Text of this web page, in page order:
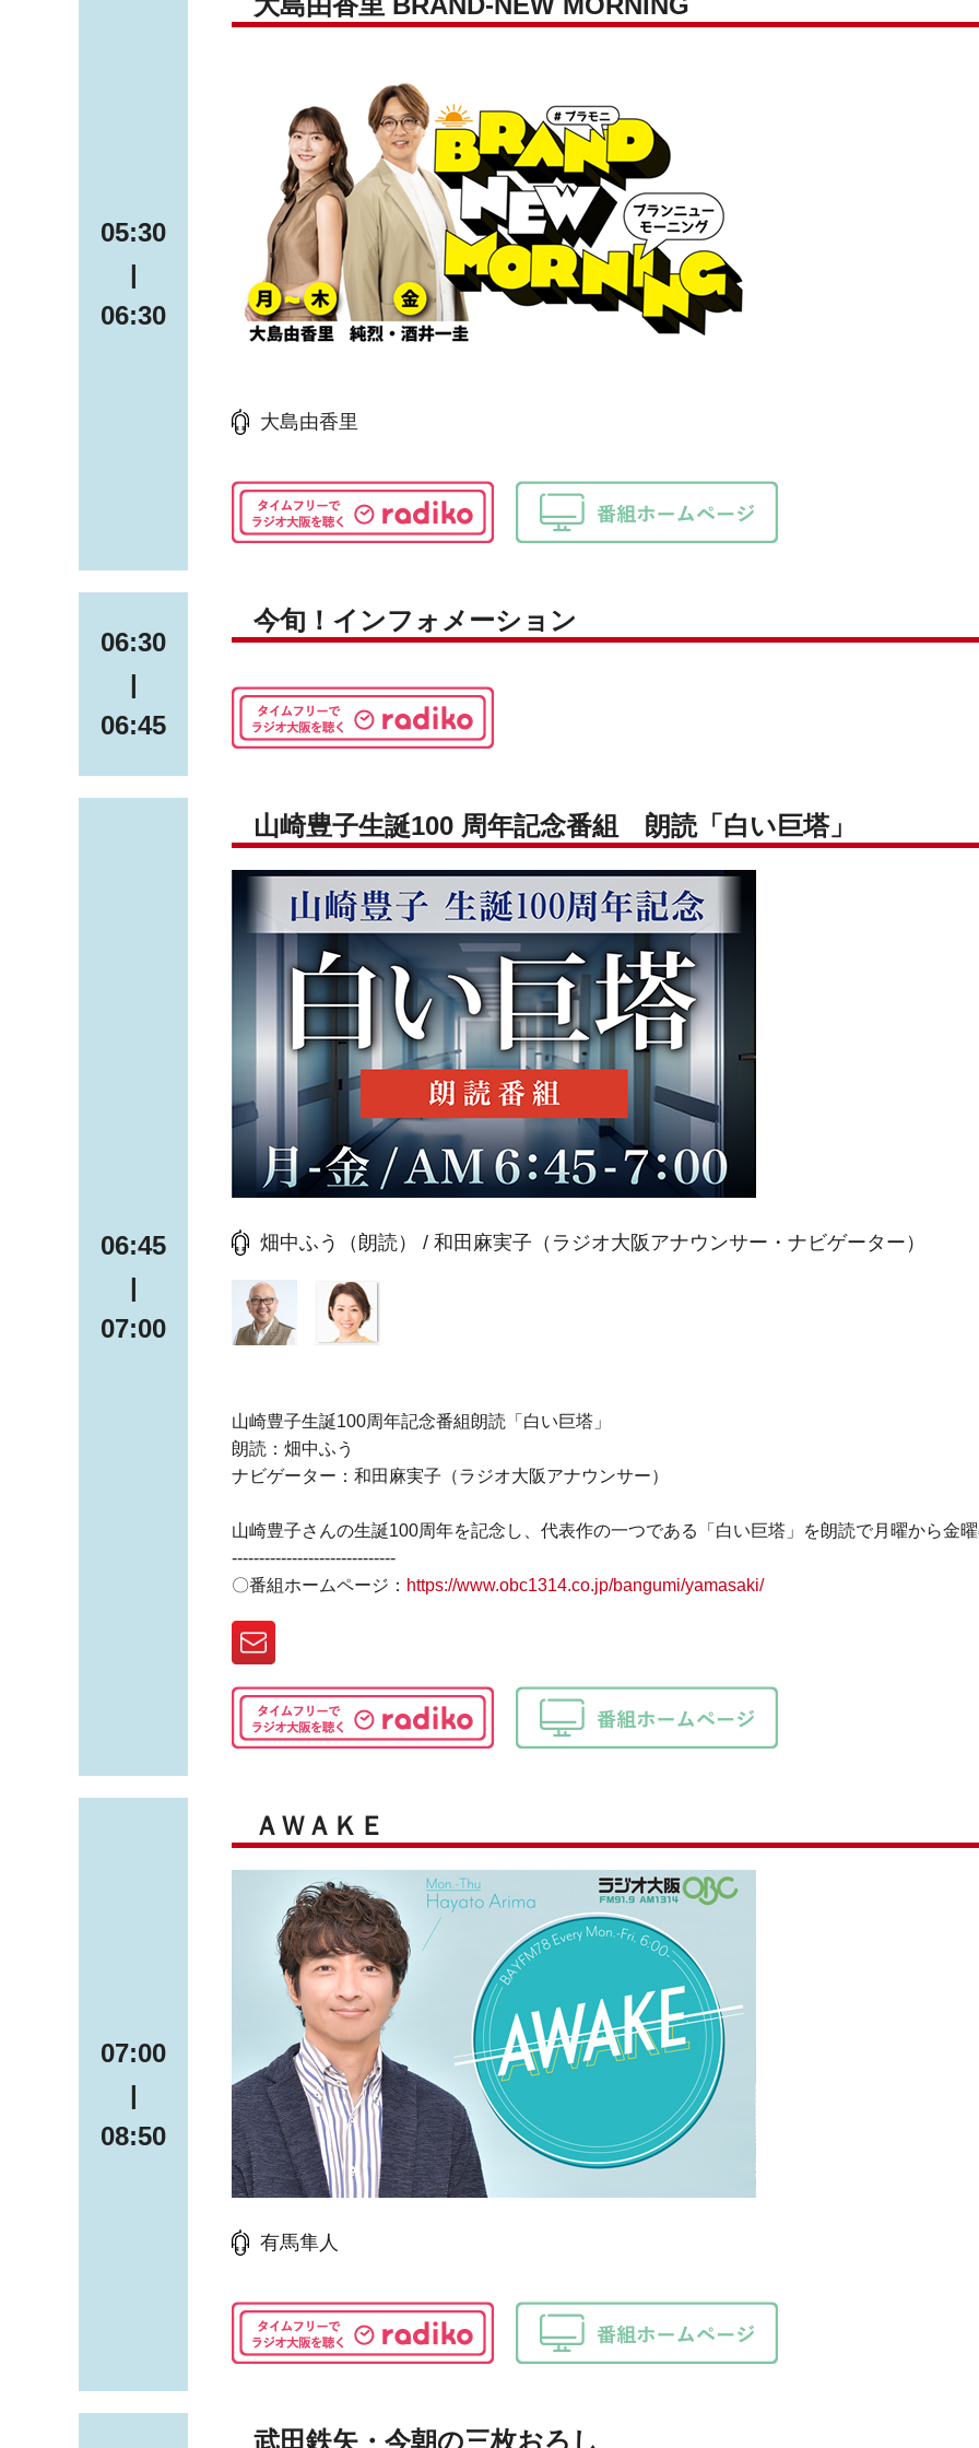
05:30
|
06:30
大島由香里
06:30
|
06:45
今旬！インフォメーション
06:45
|
07:00
山崎豊子生誕100 周年記念番組 朗読「白い巨塔」
畑中ふう（朗読） / 和田麻実子（ラジオ大阪アナウンサー・ナビゲーター）
山崎豊子生誕100周年記念番組朗読「白い巨塔」
朗読：畑中ふう
ナビゲーター：和田麻実子（ラジオ大阪アナウンサー）
山崎豊子さんの生誕100周年を記念し、代表作の一つである「白い巨塔」を朗読で月曜から金曜
------------------------------
〇番組ホームページ： https://www.obc1314.co.jp/bangumi/yamasaki/
07:00
|
08:50
ＡＷＡＫＥ
有馬隼人
武田鉄矢・今朝の三枚おろし